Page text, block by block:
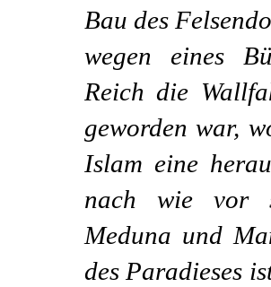
Bau des
wegen eines
Reich die
geworden war,
Islam eine
nach wie vor
Meduna und
des Paradieses